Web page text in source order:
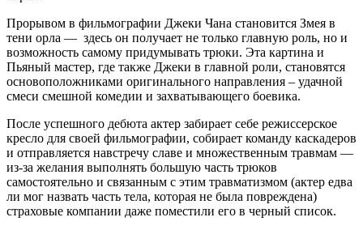
Прорывом в фильмографии Джеки Чана становится Змея в
тени орла — здесь он получает не только главную роль, но и
возможность самому придумывать трюки. Эта картина и
Пьяный мастер, где также Джеки в главной роли, становятся
основоположниками оригинального направления – удачной
смеси смешной комедии и захватывающего боевика.
После успешного дебюта актер забирает себе режиссерское
кресло для своей фильмографии, собирает команду каскадеров
и отправляется навстречу славе и множественным травмам —
из-за желания выполнять большую часть трюков
самостоятельно и связанным с этим травматизмом (актер едва
ли мог назвать часть тела, которая не была повреждена)
страховые компании даже поместили его в черный список.